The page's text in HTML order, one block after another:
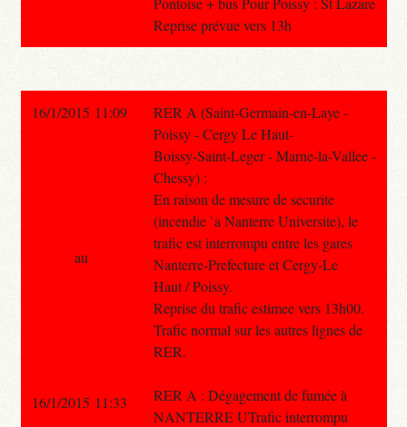
Reprise prévue vers 13h
16/1/2015 11:09
RER A (Saint-Germain-en-Laye -
Poissy - Cergy Le Haut-
Boissy-Saint-Leger - Marne-la-Vallee -
Chessy) :
En raison de mesure de securite
(incendie `a Nanterre Universite), le
trafic est interrompu entre les gares
Nanterre-Prefecture et Cergy-Le
Haut / Poissy.
Reprise du trafic estimee vers 13h00.
Trafic normal sur les autres lignes de
RER.
RER A : Dégagement de fumée à
NANTERRE UTrafic interrompu
au
16/1/2015 11:33